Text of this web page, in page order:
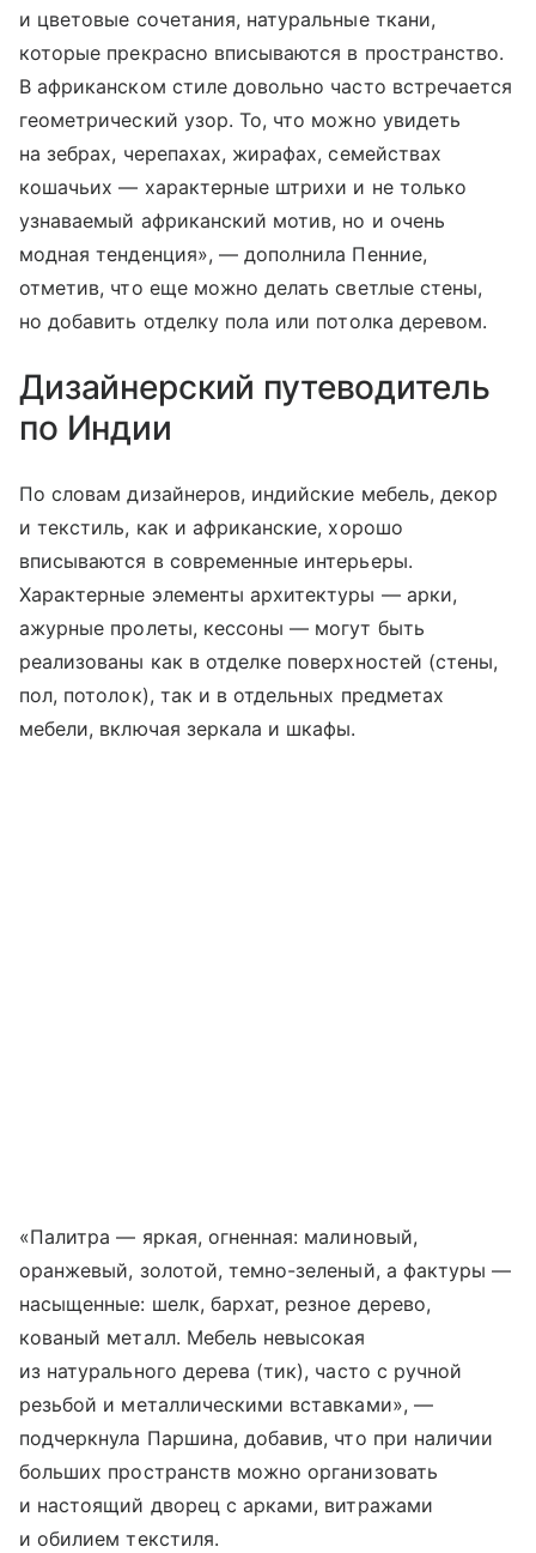
и цветовые сочетания, натуральные ткани,
которые прекрасно вписываются в пространство.
В африканском стиле довольно часто встречается
геометрический узор. То, что можно увидеть
на зебрах, черепахах, жирафах, семействах
кошачьих — характерные штрихи и не только
узнаваемый африканский мотив, но и очень
модная тенденция», — дополнила Пенние,
отметив, что еще можно делать светлые стены,
но добавить отделку пола или потолка деревом.
Дизайнерский путеводитель
по Индии
По словам дизайнеров, индийские мебель, декор
и текстиль, как и африканские, хорошо
вписываются в современные интерьеры.
Характерные элементы архитектуры — арки,
ажурные пролеты, кессоны — могут быть
реализованы как в отделке поверхностей (стены,
пол, потолок), так и в отдельных предметах
мебели, включая зеркала и шкафы.
«Палитра — яркая, огненная: малиновый,
оранжевый, золотой, темно-зеленый, а фактуры —
насыщенные: шелк, бархат, резное дерево,
кованый металл. Мебель невысокая
из натурального дерева (тик), часто с ручной
резьбой и металлическими вставками», —
подчеркнула Паршина, добавив, что при наличии
больших пространств можно организовать
и настоящий дворец с арками, витражами
и обилием текстиля.